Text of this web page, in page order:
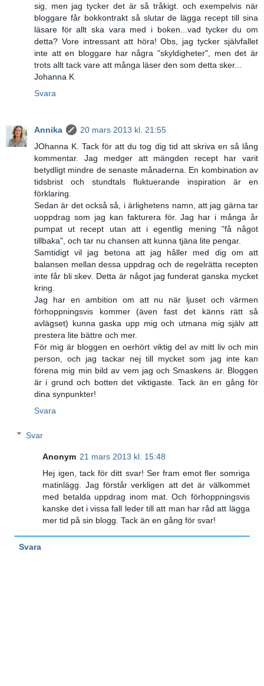
sig, men jag tycker det är så tråkigt. och exempelvis när
bloggare får bokkontrakt så slutar de lägga recept till sina
läsare för allt ska vara med i boken...vad tycker du om
detta? Vore intressant att höra! Obs, jag tycker självfallet
inte att en bloggare har några "skyldigheter", men det är
trots allt tack vare att många läser den som detta sker...
Johanna K
Svara
Annika
20 mars 2013 kl. 21:55
JOhanna K. Tack för att du tog dig tid att skriva en så lång
kommentar. Jag medger att mängden recept har varit
betydligt mindre de senaste månaderna. En kombination av
tidsbrist och stundtals fluktuerande inspiration är en
förklaring.
Sedan är det också så, i ärlighetens namn, att jag gärna tar
uoppdrag som jag kan fakturera för. Jag har i många år
pumpat ut recept utan att i egentlig mening "få något
tillbaka", och tar nu chansen att kunna tjäna lite pengar.
Samtidigt vil jag betona att jag håller med dig om att
balansen mellan dessa uppdrag och de regelrätta recepten
inte får bli skev. Detta är något jag funderat ganska mycket
kring.
Jag har en ambition om att nu när ljuset och värmen
förhoppningsvis kommer (även fast det känns rätt så
avlägset) kunna gaska upp mig och utmana mig själv att
prestera lite bättre och mer.
För mig är bloggen en oerhört viktig del av mitt liv och min
person, och jag tackar nej till mycket som jag inte kan
förena mig min bild av vem jag och Smaskens är. Bloggen
är i grund och botten det viktigaste. Tack än en gång för
dina synpunkter!
Svara
Svar
Anonym 21 mars 2013 kl. 15:48
Hej igen, tack för ditt svar! Ser fram emot fler somriga
matinlägg. Jag förstår verkligen att det är välkommet
med betalda uppdrag inom mat. Och förhoppningsvis
kanske det i vissa fall leder till att man har råd att lägga
mer tid på sin blogg. Tack än en gång för svar!
Svara